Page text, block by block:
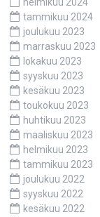
tammikuu 2024
joulukuu 2023
marraskuu 2023
lokakuu 2023
syyskuu 2023
kesäkuu 2023
toukokuu 2023
huhtikuu 2023
maaliskuu 2023
helmikuu 2023
tammikuu 2023
joulukuu 2022
syyskuu 2022
kesäkuu 2022